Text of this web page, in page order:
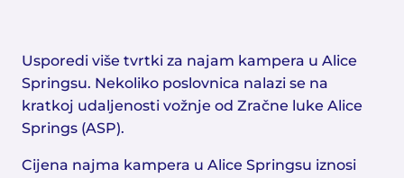
Usporedi više tvrtki za najam kampera u Alice
Springsu. Nekoliko poslovnica nalazi se na
kratkoj udaljenosti vožnje od Zračne luke Alice
Springs (ASP).
Cijena najma kampera u Alice Springsu iznosi